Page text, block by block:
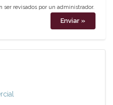
ser revisados por un administrador.